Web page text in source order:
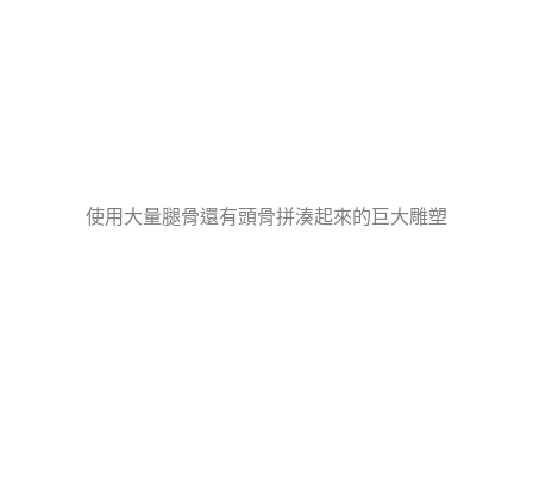
使用大量腿骨還有頭骨拼湊起來的巨大雕塑